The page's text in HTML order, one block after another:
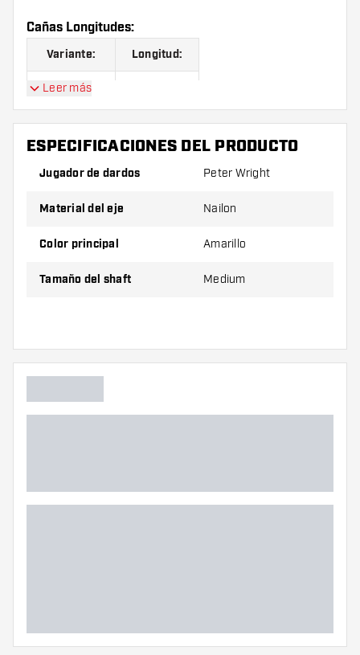
Cañas Longitudes:
Variante: Longitud:
Short
El producto se compone por 1 set de 3 cañas.
¡Consejo de Dartshopper!
Asegúrate de tener suficientes plumas y cañas.
Estas pueden dañarse o romperse con el uso.
Leer más
ESPECIFICACIONES DEL PRODUCTO
Jugador de dardos Peter Wright
Material del eje Nailon
Color principal Amarillo
Tamaño del shaft Medium